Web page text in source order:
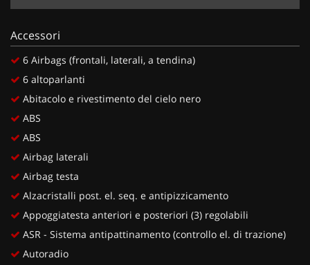
Accessori
6 Airbags (frontali, laterali, a tendina)
6 altoparlanti
Abitacolo e rivestimento del cielo nero
ABS
ABS
Airbag laterali
Airbag testa
Alzacristalli post. el. seq. e antipizzicamento
Appoggiatesta anteriori e posteriori (3) regolabili
ASR - Sistema antipattinamento (controllo el. di trazione)
Autoradio